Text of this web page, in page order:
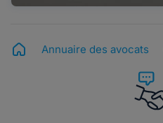
Annuaire des avocats